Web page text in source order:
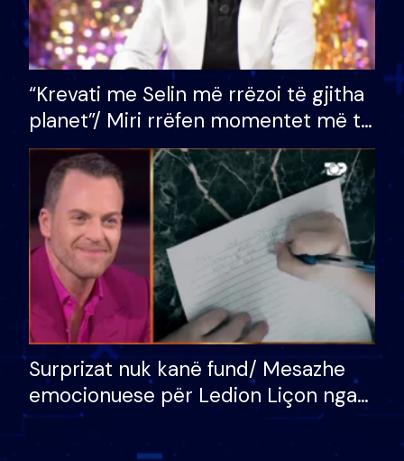
“Krevati me Selin më rrëzoi të gjitha
planet”/ Miri rrëfen momentet më të
bukura në shtëpinë e BB VIP: Do më
mungojë zilja e mëngjesit kur…
Surprizat nuk kanë fund/ Mesazhe
emocionuese për Ledion Liçon nga
nëna dhe fëmijët e tij, moderatori
nuk i mban dot lotët: Nuk meritoj…